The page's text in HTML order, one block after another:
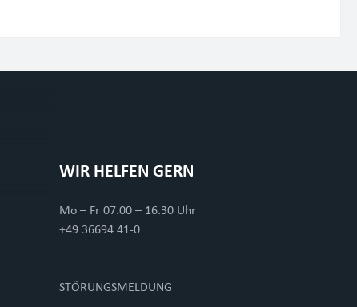
WIR HELFEN GERN
Mo – Fr 07.00 – 16.30 Uhr
+49 36694 41-0
STÖRUNGSMELDUNG